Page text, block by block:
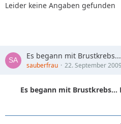
Leider keine Angaben gefunden
Es begann mit
sauberfrau 22. September 2009
Es begann mit Brustkrebs...